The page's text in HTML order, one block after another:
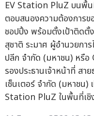
EV Station PluZ บนพื้น
ตอบสนองความต้องการข
ชอปปิ้ง พร้อมตั้งเป้าติดตั้
สุชาติ ระมาศ ผู้อำนวยกา
ปลีก จำกัด (มหาชน) หรือ
รองประธานเจ้าหน้าที่ ส
เซ็นเตอร์ จำกัด (มหาชน)
Station PluZ ในพื้นที่เ